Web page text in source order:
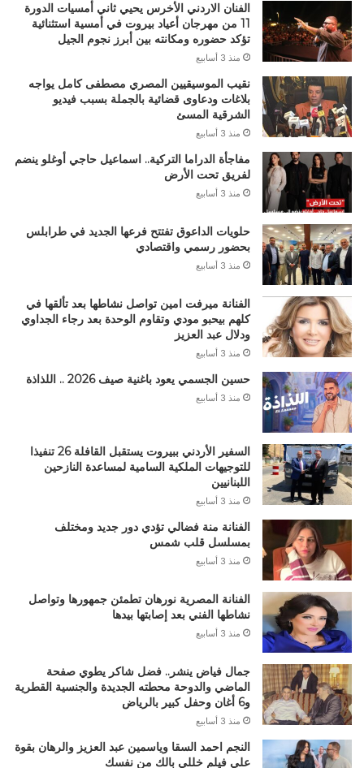
الفنان الاردني الأخرس يحيي ثاني أمسيات الدورة
11 من مهرجان أعياد بيروت في أمسية استثنائية
تؤكد حضوره ومكانته بين أبرز نجوم الجيل
منذ 3 أسابيع
نقيب الموسيقيين المصري مصطفى كامل يواجه
بلاغات ودعاوى قضائية بالجملة بسبب فيديو
الشرقية المسئ
منذ 3 أسابيع
مفاجأة الدراما التركية.. اسماعيل حاجي أوغلو ينضم
لفريق تحت الأرض
منذ 3 أسابيع
حلويات الداعوق تفتتح فرعها الجديد في طرابلس
بحضور رسمي واقتصادي
منذ 3 أسابيع
الفنانة ميرفت امين تواصل نشاطها بعد تألقها في
كلهم بيحبو مودي وتقاوم الوحدة بعد رجاء الجداوي
ودلال عبد العزيز
منذ 3 أسابيع
حسين الجسمي يعود باغنية صيف 2026 .. اللذاذة
منذ 3 أسابيع
السفير الأردني ببيروت يستقبل القافلة 26 تنفيذا
للتوجيهات الملكية السامية لمساعدة النازحين
اللبنانيين
منذ 3 أسابيع
الفنانة منة فضالي تؤدي دور جديد ومختلف
بمسلسل قلب شمس
منذ 3 أسابيع
الفنانة المصرية نورهان تطمئن جمهورها وتواصل
نشاطها الفني بعد إصابتها بيدها
منذ 3 أسابيع
جمال فياض ينشر.. فضل شاكر يطوي صفحة
الماضي والدوحة محطته الجديدة والجنسية القطرية
و6 أغان وحفل كبير بالرياض
منذ 3 أسابيع
النجم احمد السقا وياسمين عبد العزيز والرهان بقوة
علي فيلم خللي بالك من نفسك